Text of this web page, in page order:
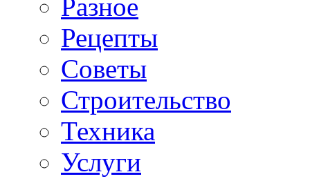
Разное
Рецепты
Советы
Строительство
Техника
Услуги